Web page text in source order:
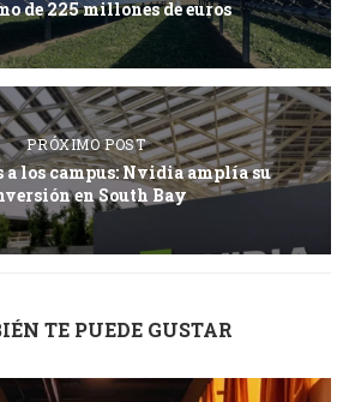
de 225 millones de euros
PRÓXIMO POST
a los campus: Nvidia amplía su
en South Bay
TE PUEDE GUSTAR